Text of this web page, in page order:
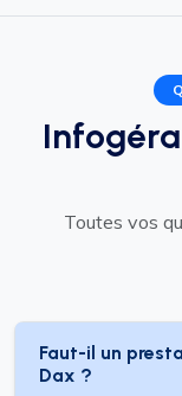
Toutes vos
Faut-il un
Dax ?